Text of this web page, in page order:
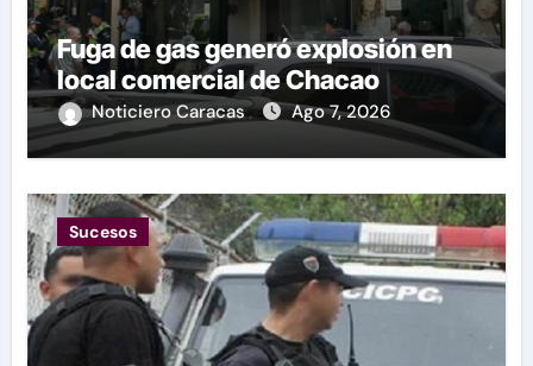
Fuga de gas generó explosión en
local comercial de Chacao
Noticiero Caracas Ago 7, 2026
Sucesos